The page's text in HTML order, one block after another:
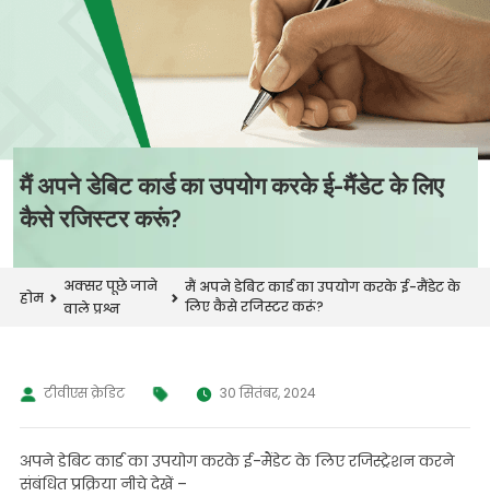
मैं अपने डेबिट कार्ड का उपयोग करके ई-मैंडेट के लिए
कैसे रजिस्टर करूं?
होम
अक्सर पूछे जाने
वाले प्रश्न
मैं अपने डेबिट कार्ड का उपयोग करके ई-मैंडेट के
लिए कैसे रजिस्टर करूं?
टीवीएस क्रेडिट 30 सितंबर, 2024
अपने डेबिट कार्ड का उपयोग करके ई-मैंडेट के लिए रजिस्ट्रेशन करने
संबंधित प्रक्रिया नीचे देखें –